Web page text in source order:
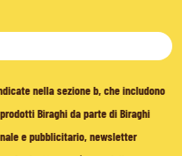
nella sezione b, che includono
Biraghi da parte di Biraghi
e pubblicitario, newsletter